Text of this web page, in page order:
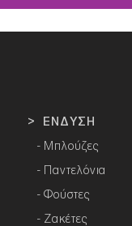
> ΕΝΔΥΣΗ
- Μπλούζες
- Παντελόνια
- Φούστες
- Ζακέτες